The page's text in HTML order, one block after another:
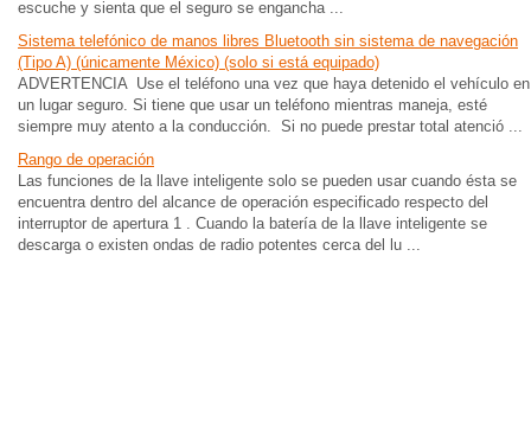
escuche y sienta que el seguro se engancha ...
Sistema telefónico de manos libres Bluetooth sin sistema de navegación
(Tipo A) (únicamente México) (solo si está equipado)
ADVERTENCIA Use el teléfono una vez que haya detenido el vehículo en
un lugar seguro. Si tiene que usar un teléfono mientras maneja, esté
siempre muy atento a la conducción. Si no puede prestar total atenció ...
Rango de operación
Las funciones de la llave inteligente solo se pueden usar cuando ésta se
encuentra dentro del alcance de operación especificado respecto del
interruptor de apertura 1 . Cuando la batería de la llave inteligente se
descarga o existen ondas de radio potentes cerca del lu ...